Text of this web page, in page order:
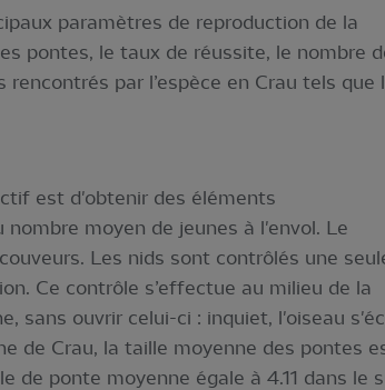
paramètres de reproduction de la
pontes, le taux de réussite, le nombre
par l’espèce en Crau tels que
est d'obtenir des éléments
moyen de jeunes à l'envol. Le
Les nids sont contrôlés une
Ce contrôle s’effectue au milieu de la
sans ouvrir celui-ci : inquiet, l'oiseau
de Crau, la taille moyenne des pontes
ponte moyenne égale à 4.11 dans le